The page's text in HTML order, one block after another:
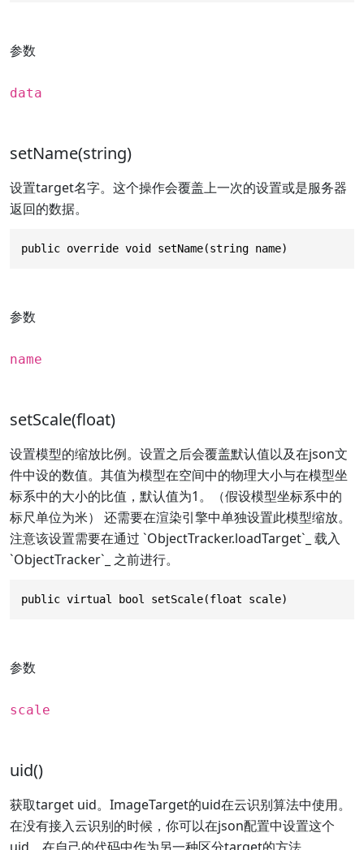
参数
data
setName(string)
设置target名字。这个操作会覆盖上一次的设置或是服务器
返回的数据。
public override void setName(string name)
参数
name
setScale(float)
设置模型的缩放比例。设置之后会覆盖默认值以及在json文
件中设的数值。其值为模型在空间中的物理大小与在模型坐
标系中的大小的比值，默认值为1。（假设模型坐标系中的
标尺单位为米） 还需要在渲染引擎中单独设置此模型缩放。
注意该设置需要在通过 `ObjectTracker.loadTarget`_ 载入
`ObjectTracker`_ 之前进行。
public virtual bool setScale(float scale)
参数
scale
uid()
获取target uid。ImageTarget的uid在云识别算法中使用。
在没有接入云识别的时候，你可以在json配置中设置这个
uid，在自己的代码中作为另一种区分target的方法。